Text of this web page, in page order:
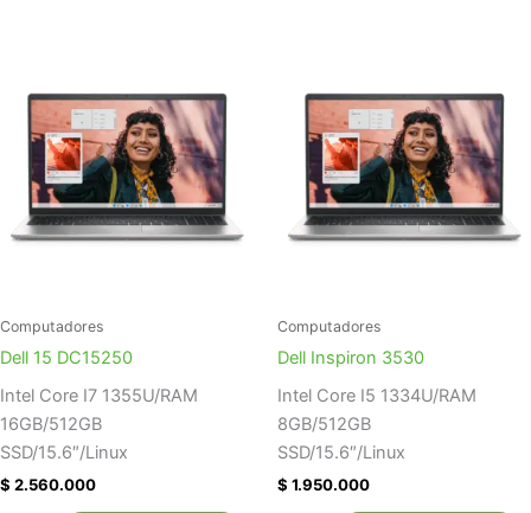
Computadores
Dell 15 DC15250
Intel Core I7 1355U/RAM
16GB/512GB
SSD/15.6″/Linux
$ 2.560.000
Computadores
Dell Inspiron 3530
Intel Core I5 1334U/RAM
8GB/512GB
SSD/15.6″/Linux
$ 1.950.000